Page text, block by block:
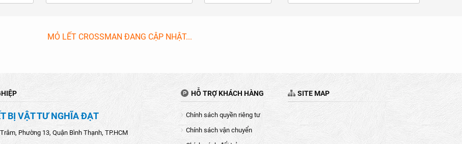
MỎ LẾT CROSSMAN ĐANG CẬP NHẬT...
BỊ VẬT TƯ NGHĨA ĐẠT
Phường 13, Quận Bình Thạnh, TP.HCM
HỖ TRỢ KHÁCH HÀNG
Chính sách quyền riêng tư
Chính sách vận chuyển
SITE MAP